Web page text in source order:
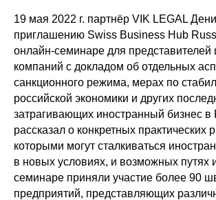
19 мая 2022 г. партнёр VIK LEGAL
приглашению Swiss Business Hub
онлайн-семинаре для представителей
компаний с докладом об отдельных
санкционного режима, мерах по
российской экономики и других
затрагивающих иностранный бизнес в
рассказал о конкретных практических
которыми могут сталкиваться
в новых условиях, и возможных путях
семинаре приняли участие более 90
предприятий, представляющих